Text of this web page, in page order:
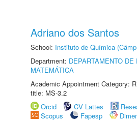
Adriano dos Santos
School: Instituto de Química
Department: DEPARTAMENTO DE
MATEMÁTICA
Academic Appointment Category:
title: MS-3.2
Orcid
CV Lattes
Scopus
Fapesp